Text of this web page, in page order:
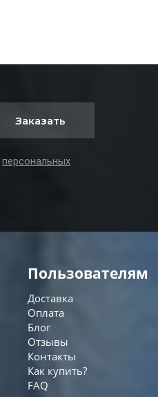
персональных
Заказать
Пользователям
Доставка
Оплата
Блог
Отзывы
Контакты
Как купить?
FAQ